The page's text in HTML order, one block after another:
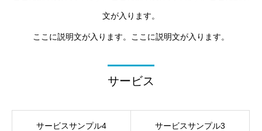
文が入ります。
ここに説明文が入ります。ここに説明文が入ります。
サービス
サービスサンプル4 サービスサンプル3